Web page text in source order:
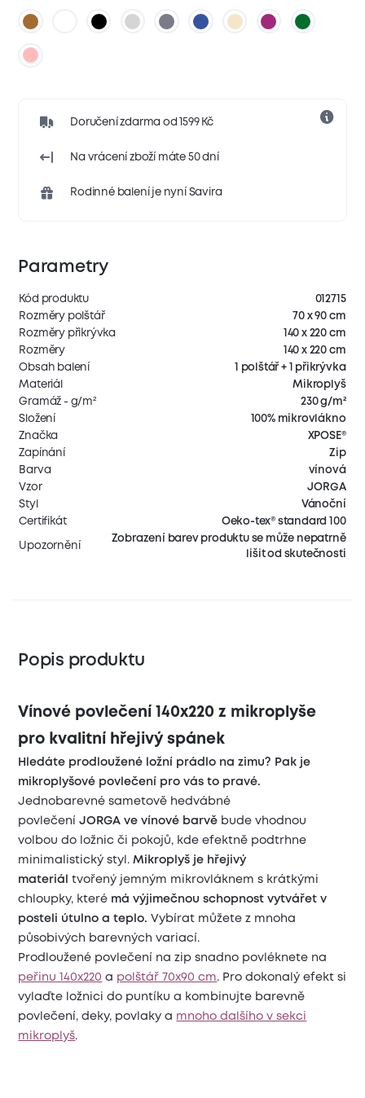
Doručení zdarma od 1599 Kč
Na vrácení zboží máte 50 dní
Rodinné balení je nyní Savira
Parametry
Kód produktu
012715
Rozměry polštář
70 x 90 cm
Rozměry přikrývka
140 x 220 cm
Rozměry
140 x 220 cm
Obsah balení
1 polštář + 1 přikrývka
Materiál
Mikroplyš
Gramáž - g/m²
230 g/m²
Složení
100% mikrovlákno
Značka
XPOSE®
Zapínání
Zip
Barva
vínová
Vzor
JORGA
Styl
Vánoční
Certifikát
Oeko-tex® standard 100
Upozornění
Zobrazení barev produktu se může nepatrně
lišit od skutečnosti
Popis produktu
Vínové povlečení 140x220 z mikroplyše
pro kvalitní hřejivý spánek
Hledáte prodloužené ložní prádlo na zimu? Pak je
mikroplyšové povlečení pro vás to pravé.
Jednobarevné sametově hedvábné
povlečeníJORGAve vínové barvě bude vhodnou
volbou do ložnic či pokojů, kde efektně podtrhne
minimalistický styl. Mikroplyš je hřejivý
materiál
tvořený jemným mikrovláknem s krátkými
chloupky, které má výjimečnou schopnost vytvářet v
posteli útulno a teplo.Vybírat můžete z mnoha
působivých barevných variací.
Prodloužené povlečení na zip snadno povléknete na
peřinu 140x220 a polštář 70x90 cm. Pro dokonalý efekt si
vylaďte ložnici do puntíku a kombinujte barevně
povlečení, deky, povlaky a mnoho dalšího v sekci
mikroplyš.